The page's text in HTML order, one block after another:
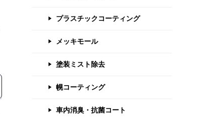
プラスチックコーティング
メッキモール
塗装ミスト除去
幌コーティング
車内消臭・抗菌コート